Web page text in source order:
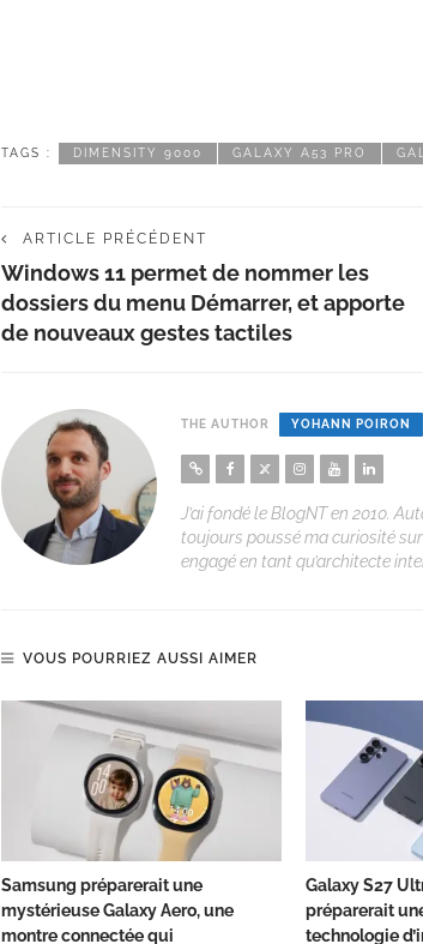
TAGS : DIMENSITY 9000 GALAXY A53 PRO
ARTICLE PRÉCÉDENT
Windows 11 permet de nommer les
dossiers du menu Démarrer, et apporte
de nouveaux gestes tactiles
THE AUTHOR YOHANN POIRON
J’ai fondé le BlogNT en 2010.
toujours poussé ma curiosité
engagé en tant qu’architecte
VOUS POURRIEZ AUSSI AIMER
Samsung préparerait une
mystérieuse Galaxy Aero, une
montre connectée qui
Galaxy S27
préparerait
technologie